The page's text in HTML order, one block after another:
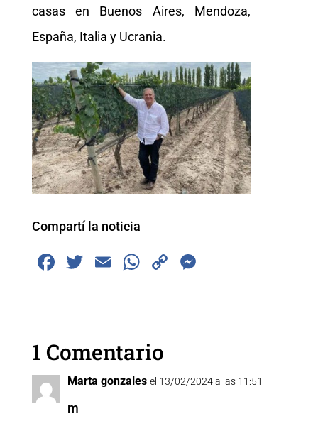
casas en Buenos Aires, Mendoza,
España, Italia y Ucrania.
Compartí la noticia
F
b
o
o
k
T
E
W
A
p
C
n g
1 Comentario
Marta gonzales el 13/02/2024 a las 11:51
m